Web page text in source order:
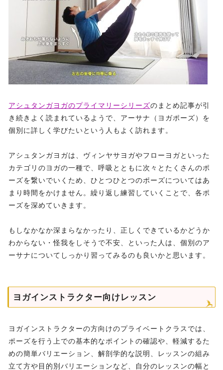
アシュタンガヨガのプライマリーシリーズのまとめ記事が引
き続きよく読まれているようで、アーサナ（ヨガポーズ）を
個別に詳しく学びたいという人もよく訪れます。
アシュタンガヨガは、ヴィンヤサヨガやフローヨガといった
カテゴリのヨガの一種で、呼吸とともに次々とたくさんのポ
ーズを繋いでいくため、ひとつひとつのポーズについてはあ
まり時間をかけません。繰り返し練習していくことで、各ポ
ーズを深めていきます。
もしなかなか深まらなかったり、正しくできているかどうか
わからない・怪我をしそうで不安、といった人は、個別のア
ーサナについてしっかり習ってみるのも良いかと思います。
ヨガインストラクター向けレッスン
ヨガインストラクターの方向けのプライベートクラスでは、
ポーズを行う上での基本的なポイントの確認や、軽減するた
めの簡単バリエーション、解剖学的な説明、レッスンの組み
立て方や目的別バリエーションなど、自分のレッスンの幅と